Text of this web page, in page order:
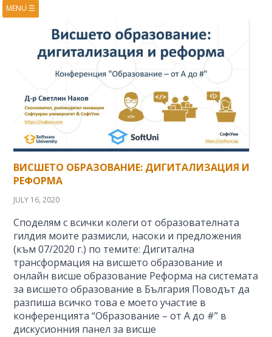
MENU ☰
BOOKS
COURSES
VIDEOS
PRESENTATIONS
RESEARCH
PUBLICATIONS
CONTACTS
RSS FEED
ВИСШЕТО ОБРАЗОВАНИЕ: ДИГИТАЛИЗАЦИЯ И
РЕФОРМА
JULY 16, 2020
Споделям с всички колеги от образователната
гилдия моите размисли, насоки и предложения
(към 07/2020 г.) по темите: Дигитална
трансформация на висшето образование и
онлайн висше образование Реформа на системата
за висшето образование в България Поводът да
разпиша всичко това е моето участие в
конференцията “Образование – от А до #” в
дискусионния панел за висше